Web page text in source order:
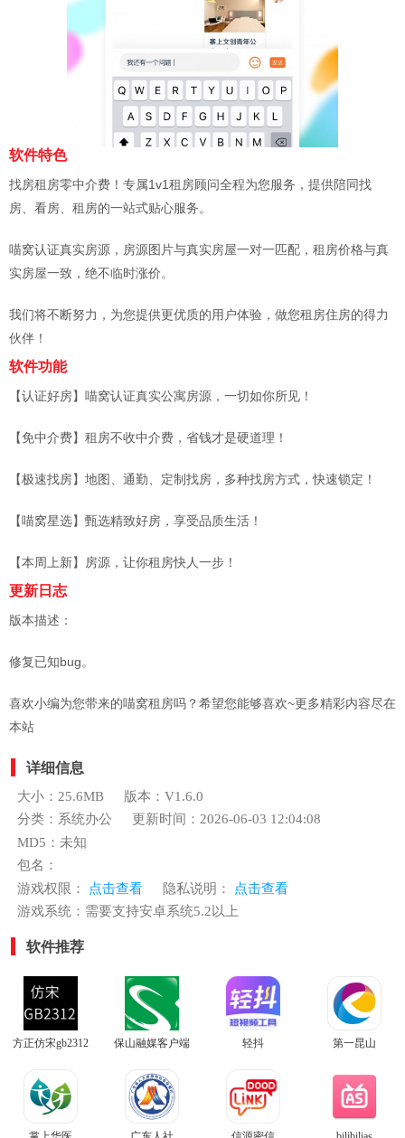
软件特色
找房租房零中介费！专属1v1租房顾问全程为您服务，提供陪同找
房、看房、租房的一站式贴心服务。
喵窝认证真实房源，房源图片与真实房屋一对一匹配，租房价格与真
实房屋一致，绝不临时涨价。
我们将不断努力，为您提供更优质的用户体验，做您租房住房的得力
伙伴！
软件功能
【认证好房】喵窝认证真实公寓房源，一切如你所见！
【免中介费】租房不收中介费，省钱才是硬道理！
【极速找房】地图、通勤、定制找房，多种找房方式，快速锁定！
【喵窝星选】甄选精致好房，享受品质生活！
【本周上新】房源，让你租房快人一步！
更新日志
版本描述：
修复已知bug。
喜欢小编为您带来的喵窝租房吗？希望您能够喜欢~更多精彩内容尽在
本站
详细信息
大小：25.6MB
版本：V1.6.0
分类：系统办公
更新时间：2026-06-03 12:04:08
MD5：未知
包名：
游戏权限：
点击查看 隐私说明：
点击查看
游戏系统：需要支持安卓系统5.2以上
软件推荐
方正仿宋gb2312 保山融媒客户端 轻抖 第一昆山